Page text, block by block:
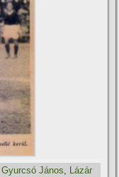
,Gyurcsó János Lázár